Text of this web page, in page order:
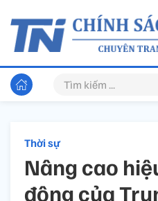
Thời sự
Nâng cao
động của